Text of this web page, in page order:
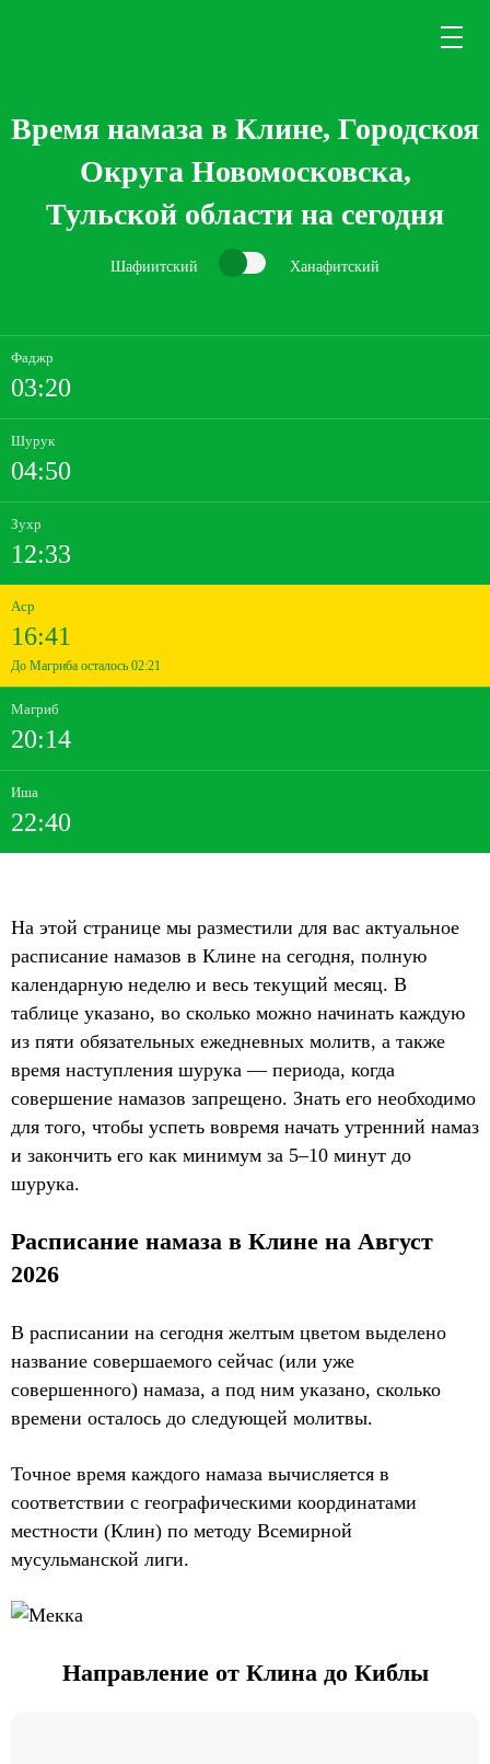
Время намаза в Клине, Городскоя
Округа Новомосковска,
Тульской области на сегодня
Шафиитский Ханафитский
Фаджр
03:20
Шурук
04:50
Зухр
12:33
Аср
16:41
До Магриба осталось 02:21
Магриб
20:14
Иша
22:40
На этой странице мы разместили для вас актуальное
расписание намазов в Клине на сегодня, полную
календарную неделю и весь текущий месяц. В
таблице указано, во сколько можно начинать каждую
из пяти обязательных ежедневных молитв, а также
время наступления шурука — периода, когда
совершение намазов запрещено. Знать его необходимо
для того, чтобы успеть вовремя начать утренний намаз
и закончить его как минимум за 5–10 минут до
шурука.
Расписание намаза в Клине на Август
2026
В расписании на сегодня желтым цветом выделено
название совершаемого сейчас (или уже
совершенного) намаза, а под ним указано, сколько
времени осталось до следующей молитвы.
Точное время каждого намаза вычисляется в
соответствии с географическими координатами
местности (Клин) по методу Всемирной
мусульманской лиги.
Направление от Клина до Киблы